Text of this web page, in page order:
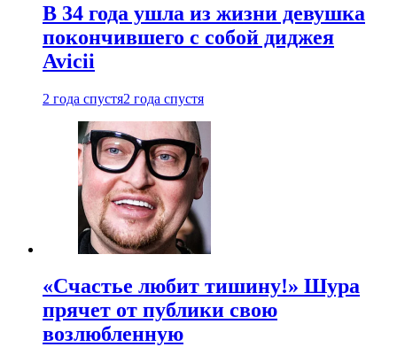
В 34 года ушла из жизни девушка
покончившего с собой диджея
Avicii
2 года спустя2 года спустя
«Счастье любит тишину!» Шура
прячет от публики свою
возлюбленную